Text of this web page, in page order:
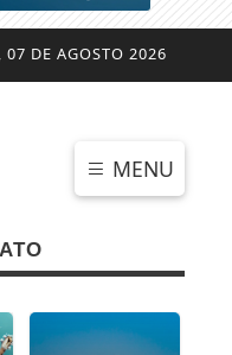
07 DE AGOSTO 2026
MENU